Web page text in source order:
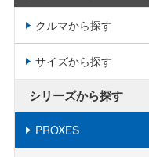
クルマから探す
サイズから探す
シリーズから探す
PROXES